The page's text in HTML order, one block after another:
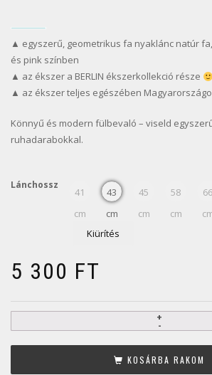
▲ egyszerű, geometrikus fa nyaklánc natúr
és pink színben
▲ az ékszer a BERLIN ékszerkollekció része
▲ az ékszer teljes egészében
Könnyű és modern fülbevaló – viseld
ruhadarabokkal.
Lánchossz
41
cm
43
cm
45
cm
58
cm
66
Kiürítés
5 300 FT
KOSÁRBA RAKOM